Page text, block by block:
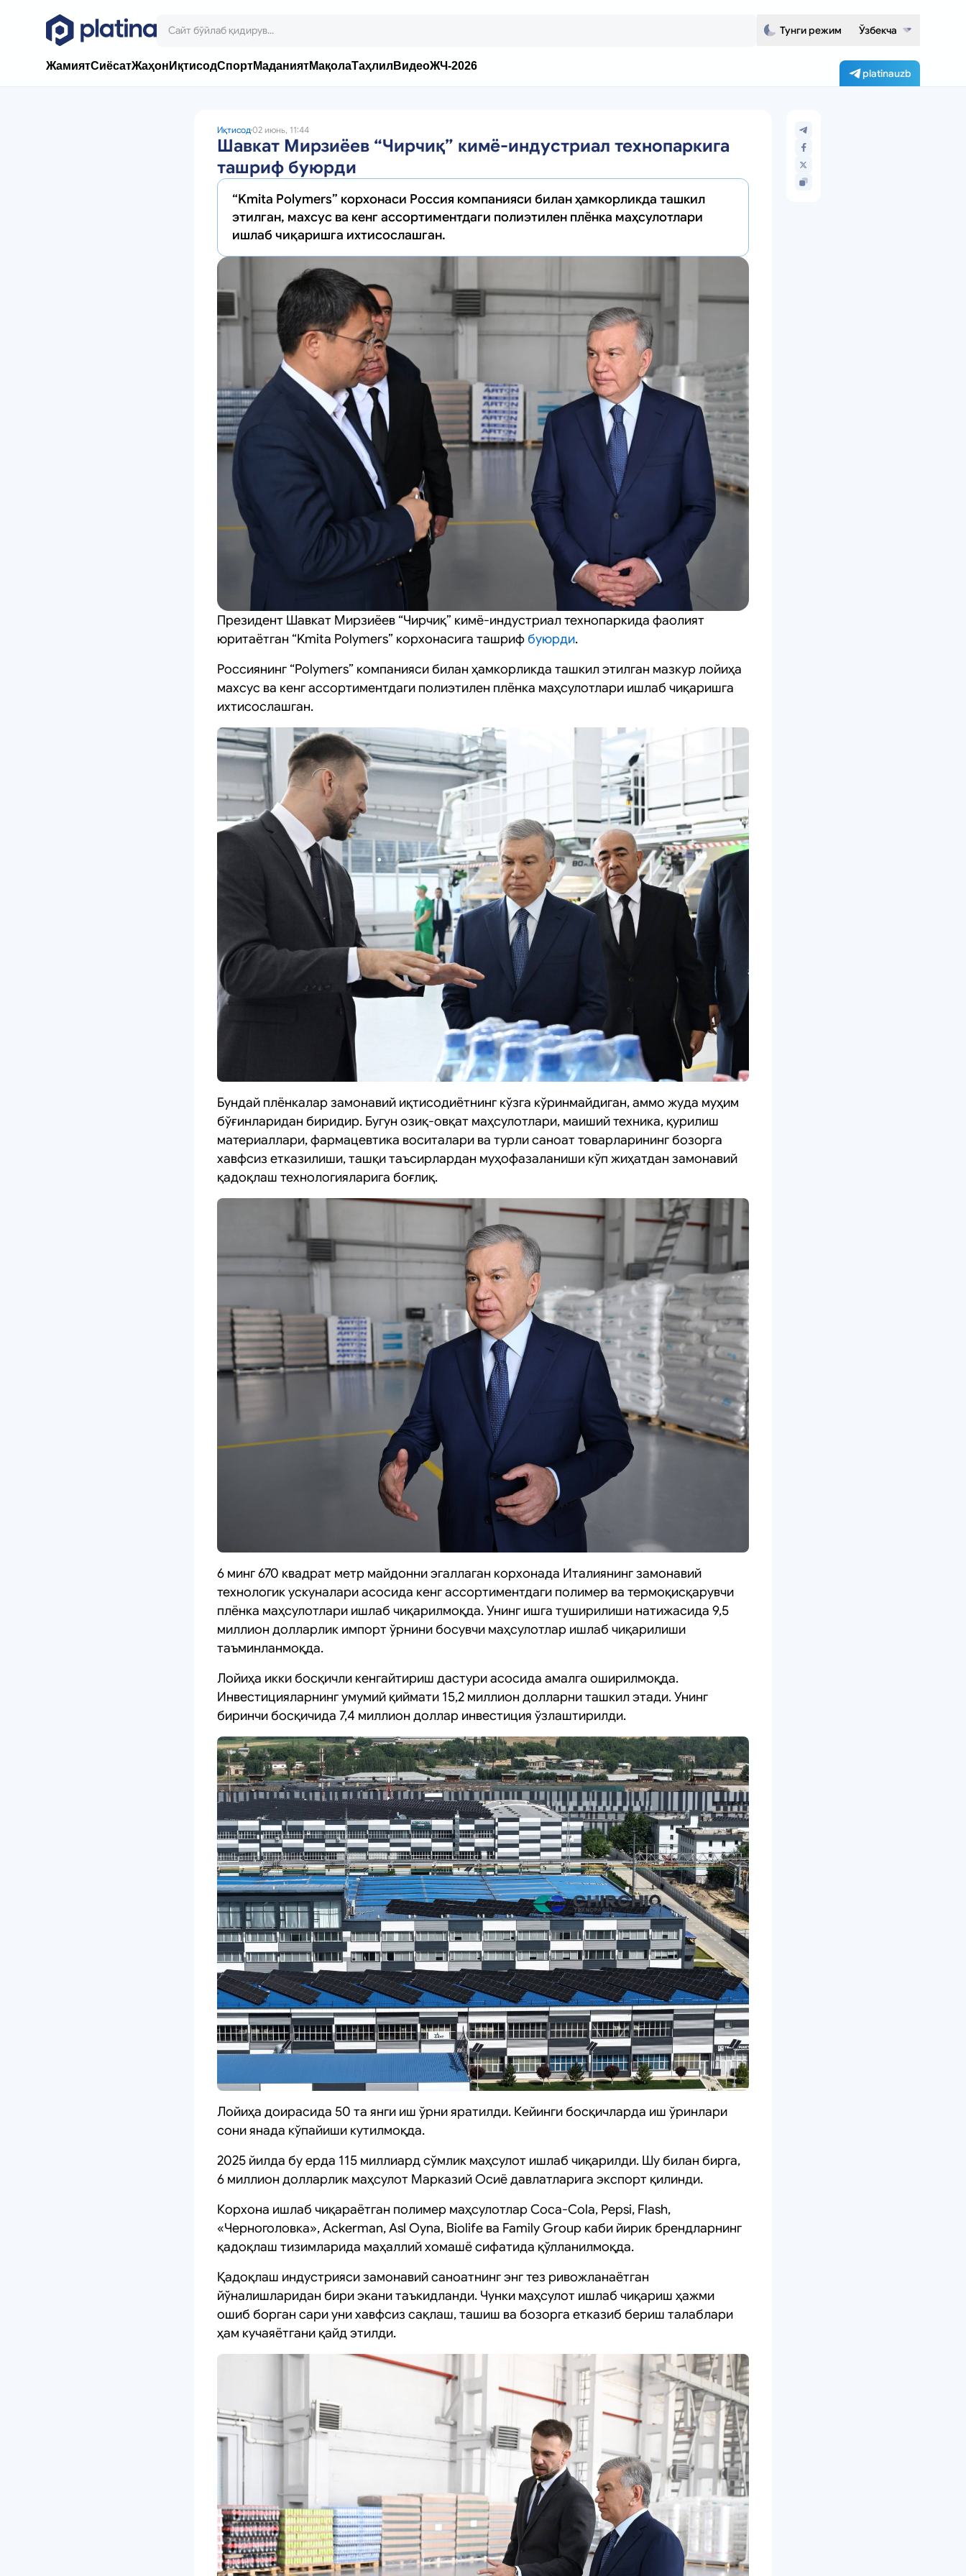
Тунги режим Ўзбекча
ЖамиятСиёсатЖаҳон ИқтисодСпортМаданиятМақолаТаҳлил ВидеоЖЧ-2026
platinauzb
Иқтисод02 июнь, 11:44
Шавкат Мирзиёев “Чирчиқ” кимё-индустриал технопаркига
ташриф буюрди
“Kmita Polymers” корхонаси Россия компанияси билан ҳамкорликда ташкил
этилган, махсус ва кенг ассортиментдаги полиэтилен плёнка маҳсулотлари
ишлаб чиқаришга ихтисослашган.
Президент Шавкат Мирзиёев “Чирчиқ” кимё-индустриал технопаркида фаолият
юритаётган “Kmita Polymers” корхонасига ташриф буюрди.
Россиянинг “Polymers” компанияси билан ҳамкорликда ташкил этилган мазкур лойиҳа
махсус ва кенг ассортиментдаги полиэтилен плёнка маҳсулотлари ишлаб чиқаришга
ихтисослашган.
Бундай плёнкалар замонавий иқтисодиётнинг кўзга кўринмайдиган, аммо жуда муҳим
бўғинларидан биридир. Бугун озиқ-овқат маҳсулотлари, маиший техника, қурилиш
материаллари, фармацевтика воситалари ва турли саноат товарларининг бозорга
хавфсиз етказилиши, ташқи таъсирлардан муҳофазаланиши кўп жиҳатдан замонавий
қадоқлаш технологияларига боғлиқ.
6 минг 670 квадрат метр майдонни эгаллаган корхонада Италиянинг замонавий
технологик ускуналари асосида кенг ассортиментдаги полимер ва термоқисқарувчи
плёнка маҳсулотлари ишлаб чиқарилмоқда. Унинг ишга туширилиши натижасида 9,5
миллион долларлик импорт ўрнини босувчи маҳсулотлар ишлаб чиқарилиши
таъминланмоқда.
Лойиҳа икки босқичли кенгайтириш дастури асосида амалга оширилмоқда.
Инвестицияларнинг умумий қиймати 15,2 миллион долларни ташкил этади. Унинг
биринчи босқичида 7,4 миллион доллар инвестиция ўзлаштирилди.
Лойиҳа доирасида 50 та янги иш ўрни яратилди. Кейинги босқичларда иш ўринлари
сони янада кўпайиши кутилмоқда.
2025 йилда бу ерда 115 миллиард сўмлик маҳсулот ишлаб чиқарилди. Шу билан бирга,
6 миллион долларлик маҳсулот Марказий Осиё давлатларига экспорт қилинди.
Корхона ишлаб чиқараётган полимер маҳсулотлар Coca-Cola, Pepsi, Flash,
«Черноголовка», Ackerman, Asl Oyna, Biolife ва Family Group каби йирик брендларнинг
қадоқлаш тизимларида маҳаллий хомашё сифатида қўлланилмоқда.
Қадоқлаш индустрияси замонавий саноатнинг энг тез ривожланаётган
йўналишларидан бири экани таъкидланди. Чунки маҳсулот ишлаб чиқариш ҳажми
ошиб борган сари уни хавфсиз сақлаш, ташиш ва бозорга етказиб бериш талаблари
ҳам кучаяётгани қайд этилди.